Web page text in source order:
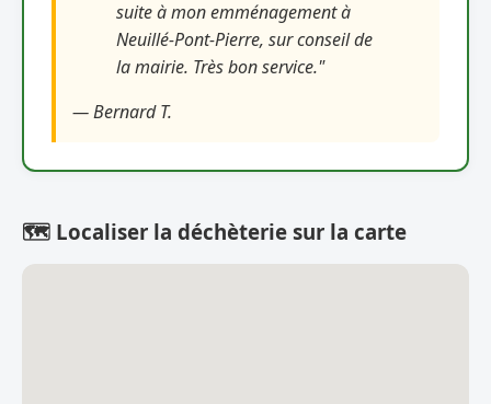
suite à mon emménagement à
Neuillé-Pont-Pierre, sur conseil de
la mairie. Très bon service."
— Bernard T.
🗺️ Localiser la déchèterie sur la carte